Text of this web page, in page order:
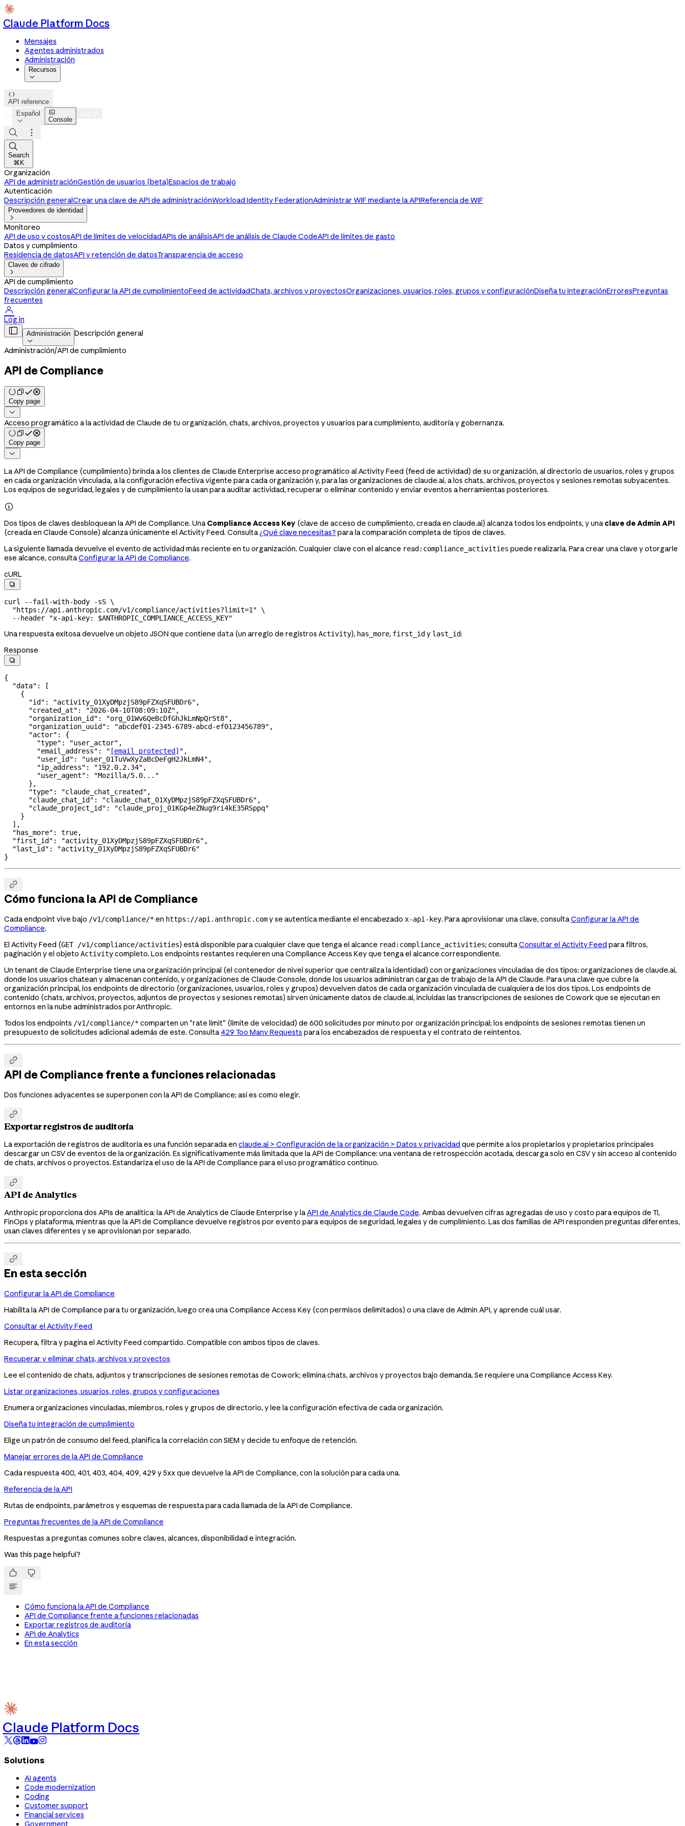
Claude Platform Docs
Mensajes
Agentes administrados
Administración
Recursos


API reference
Español


Console



Search
⌘K
Organización
API de administraciónGestión de usuarios (beta)Espacios de trabajo
Autenticación
Descripción generalCrear una clave de API de administraciónWorkload Identity FederationAdministrar WIF mediante la APIReferencia de WIF
Proveedores de identidad

Monitoreo
API de uso y costosAPI de límites de velocidadAPIs de análisisAPI de análisis de Claude CodeAPI de límites de gasto
Datos y cumplimiento
Residencia de datosAPI y retención de datosTransparencia de acceso
Claves de cifrado

API de cumplimiento
Descripción generalConfigurar la API de cumplimientoFeed de actividadChats, archivos y proyectosOrganizaciones, usuarios, roles, grupos y configuraciónDiseña tu integraciónErroresPreguntas
frecuentes

Log in
 Administración

Descripción general
Administración/API de cumplimiento
API de Compliance
Copy page

Acceso programático a la actividad de Claude de tu organización, chats, archivos, proyectos y usuarios para cumplimiento, auditoría y gobernanza.
Copy page

La API de Compliance (cumplimiento) brinda a los clientes de Claude Enterprise acceso programático al Activity Feed (feed de actividad) de su organización, al directorio de usuarios, roles y grupos
en cada organización vinculada, a la configuración efectiva vigente para cada organización y, para las organizaciones de claude.ai, a los chats, archivos, proyectos y sesiones remotas subyacentes.
Los equipos de seguridad, legales y de cumplimiento la usan para auditar actividad, recuperar o eliminar contenido y enviar eventos a herramientas posteriores.

Dos tipos de claves desbloquean la API de Compliance. Una Compliance Access Key (clave de acceso de cumplimiento, creada en claude.ai) alcanza todos los endpoints, y una clave de Admin API
(creada en Claude Console) alcanza únicamente el Activity Feed. Consulta¿Qué clave necesitas? para la comparación completa de tipos de claves.
La siguiente llamada devuelve el evento de actividad más reciente en tu organización. Cualquier clave con el alcance read:compliance_activities puede realizarla. Para crear una clave y otorgarle
ese alcance, consultaConfigurar la API de Compliance.
cURL

curl --fail-with-body -sS \
  "https://api.anthropic.com/v1/compliance/activities?limit=1"
\
  --header
"x-api-key: $ANTHROPIC_COMPLIANCE_ACCESS_KEY"
Una respuesta exitosa devuelve un objeto JSON que contiene data (un arreglo de registros Activity), has_more, first_id y last_id:
Response

{
  "data"
: [
    {
      "id"
: "activity_01XyDMpzjS89pFZXqSFUBDr6" ,
      "created_at"
: "2026-04-10T08:09:10Z" ,
      "organization_id"
: "org_01Wv6QeBcDfGhJkLmNpQrSt8" ,
      "organization_uuid"
: "abcdef01-2345-6789-abcd-ef0123456789" ,
      "actor"
: {
        "type"
: "user_actor" ,
        "email_address"
: " [email protected] " ,
        "user_id"
: "user_01TuVwXyZaBcDeFgH2JkLmN4" ,
        "ip_address"
: "192.0.2.34" ,
        "user_agent"
:
"Mozilla/5.0..."
      },
      "type"
: "claude_chat_created" ,
      "claude_chat_id"
: "claude_chat_01XyDMpzjS89pFZXqSFUBDr6" ,
      "claude_project_id"
:
"claude_proj_01KGp4eZNug9ri4kE35RSppq"
    }
  ],
  "has_more"
: true,
  "first_id"
: "activity_01XyDMpzjS89pFZXqSFUBDr6" ,
  "last_id"
:
"activity_01XyDMpzjS89pFZXqSFUBDr6"
}

Cómo funciona la API de Compliance
Cada endpoint vive bajo /v1/compliance/*en https://api.anthropic.comy se autentica mediante el encabezado x-api-key. Para aprovisionar una clave, consultaConfigurar la API de
Compliance.
El Activity Feed (GET /v1/compliance/activities) está disponible para cualquier clave que tenga el alcance read:compliance_activities; consultaConsultar el Activity Feed para filtros,
paginación y el objeto Activitycompleto. Los endpoints restantes requieren una Compliance Access Key que tenga el alcance correspondiente.
Un tenant de Claude Enterprise tiene una organización principal (el contenedor de nivel superior que centraliza la identidad) con organizaciones vinculadas de dos tipos: organizaciones de claude.ai,
donde los usuarios chatean y almacenan contenido, y organizaciones de Claude Console, donde los usuarios administran cargas de trabajo de la API de Claude. Para una clave que cubre la
organización principal, los endpoints de directorio (organizaciones, usuarios, roles y grupos) devuelven datos de cada organización vinculada de cualquiera de los dos tipos. Los endpoints de
contenido (chats, archivos, proyectos, adjuntos de proyectos y sesiones remotas) sirven únicamente datos de claude.ai, incluidas las transcripciones de sesiones de Cowork que se ejecutan en
entornos en la nube administrados por Anthropic.
Todos los endpoints /v1/compliance/*comparten un "rate limit" (límite de velocidad) de 600 solicitudes por minuto por organización principal; los endpoints de sesiones remotas tienen un
presupuesto de solicitudes adicional además de este. Consulta429 Too Many Requests para los encabezados de respuesta y el contrato de reintentos.

API de Compliance frente a funciones relacionadas
Dos funciones adyacentes se superponen con la API de Compliance; así es como elegir.

Exportar registros de auditoría
La exportación de registros de auditoría es una función separada en claude.ai > Configuración de la organización > Datos y privacidad que permite a los propietarios y propietarios principales
descargar un CSV de eventos de la organización. Es significativamente más limitada que la API de Compliance: una ventana de retrospección acotada, descarga solo en CSV y sin acceso al contenido
de chats, archivos o proyectos. Estandariza el uso de la API de Compliance para el uso programático continuo.

API de Analytics
Anthropic proporciona dos APIs de analítica: la API de Analytics de Claude Enterprise y laAPI de Analytics de Claude Code. Ambas devuelven cifras agregadas de uso y costo para equipos de TI,
FinOps y plataforma, mientras que la API de Compliance devuelve registros por evento para equipos de seguridad, legales y de cumplimiento. Las dos familias de API responden preguntas diferentes,
usan claves diferentes y se aprovisionan por separado.

En esta sección
Configurar la API de Compliance
Habilita la API de Compliance para tu organización, luego crea una Compliance Access Key (con permisos delimitados) o una clave de Admin API, y aprende cuál usar.
Consultar el Activity Feed
Recupera, filtra y pagina el Activity Feed compartido. Compatible con ambos tipos de claves.
Recuperar y eliminar chats, archivos y proyectos
Lee el contenido de chats, adjuntos y transcripciones de sesiones remotas de Cowork; elimina chats, archivos y proyectos bajo demanda. Se requiere una Compliance Access Key.
Listar organizaciones, usuarios, roles, grupos y configuraciones
Enumera organizaciones vinculadas, miembros, roles y grupos de directorio, y lee la configuración efectiva de cada organización.
Diseña tu integración de cumplimiento
Elige un patrón de consumo del feed, planifica la correlación con SIEM y decide tu enfoque de retención.
Manejar errores de la API de Compliance
Cada respuesta 400, 401, 403, 404, 409, 429 y 5xx que devuelve la API de Compliance, con la solución para cada una.
Referencia de la API
Rutas de endpoints, parámetros y esquemas de respuesta para cada llamada de la API de Compliance.
Preguntas frecuentes de la API de Compliance
Respuestas a preguntas comunes sobre claves, alcances, disponibilidad e integración.
Was this page helpful?
 
Cómo funciona la API de Compliance
API de Compliance frente a funciones relacionadas
Exportar registros de auditoría
API de Analytics
En esta sección
Claude Platform Docs
Solutions
AI agents
Code modernization
Coding
Customer support
Financial services
Government